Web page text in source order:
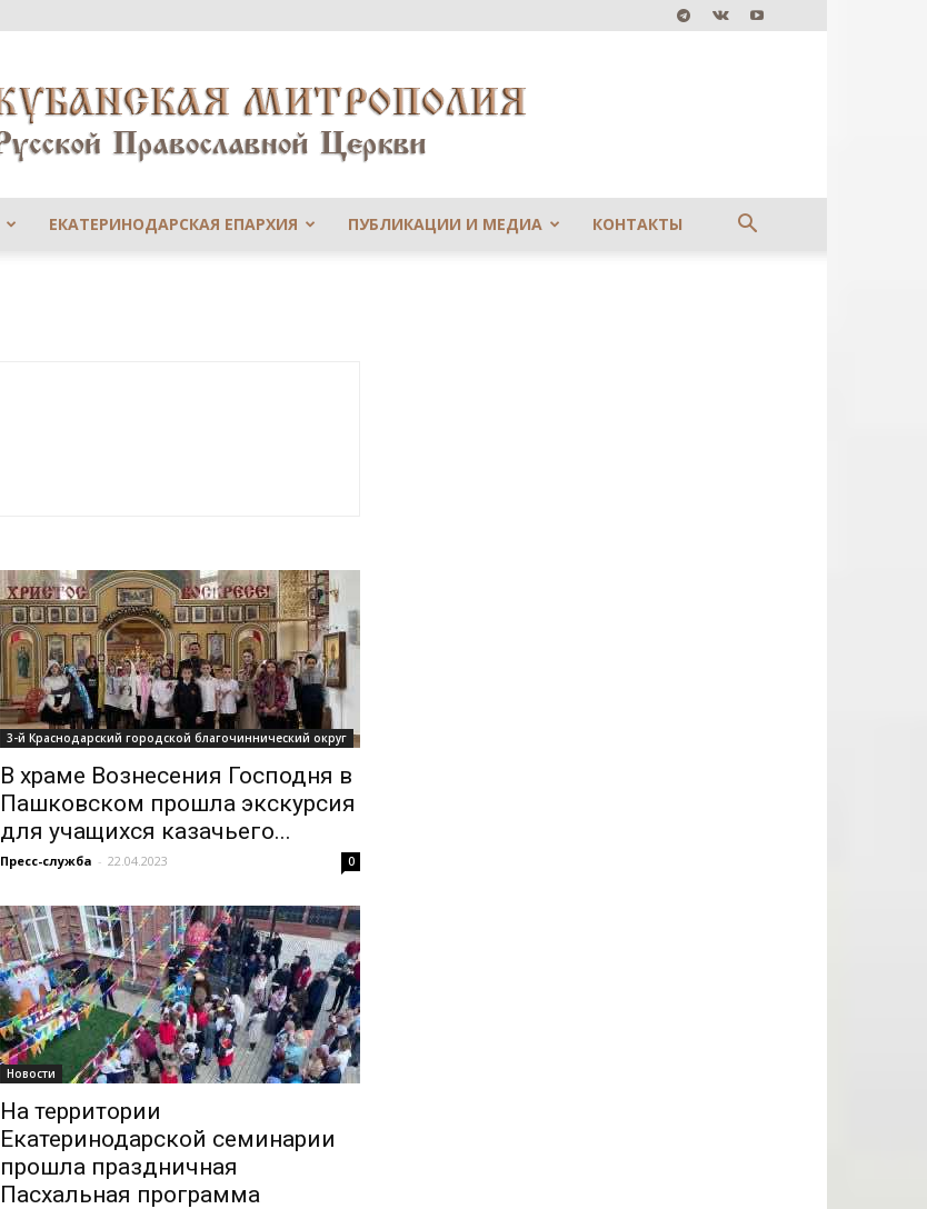
Кубанской
ЕКАТЕРИНОДАРСКАЯ ЕПАРХИЯ ПУБЛИКАЦИИ И МЕДИА КОНТАКТЫ
3-й Краснодарский городской благочиннический округ
В храме Вознесения Господня в
Пашковском прошла экскурсия
для учащихся казачьего...
Пресс-служба - 22.04.2023 0
Новости
На территории
Екатеринодарской семинарии
прошла праздничная
Пасхальная программа